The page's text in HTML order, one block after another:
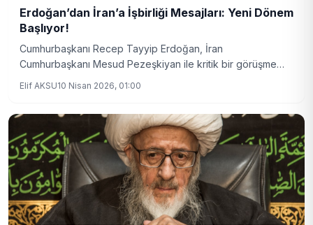
Erdoğan’dan İran’a İşbirliği Mesajları: Yeni Dönem
Başlıyor!
Cumhurbaşkanı Recep Tayyip Erdoğan, İran
Cumhurbaşkanı Mesud Pezeşkiyan ile kritik bir görüşme
Elif AKSU10 Nisan 2026, 01:00